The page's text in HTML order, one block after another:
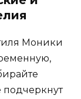
Моники